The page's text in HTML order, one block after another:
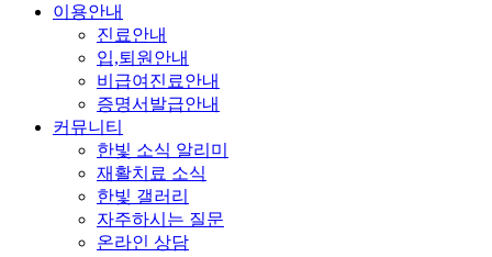
이용안내
진료안내
입,퇴원안내
비급여진료안내
증명서발급안내
커뮤니티
한빛 소식 알리미
재활치료 소식
한빛 갤러리
자주하시는 질문
온라인 상담